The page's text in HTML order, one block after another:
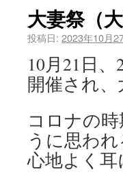
大妻祭（
投稿日: 2023年10月
10月21日
開催され
コロナの
うに思わ
心地よく耳